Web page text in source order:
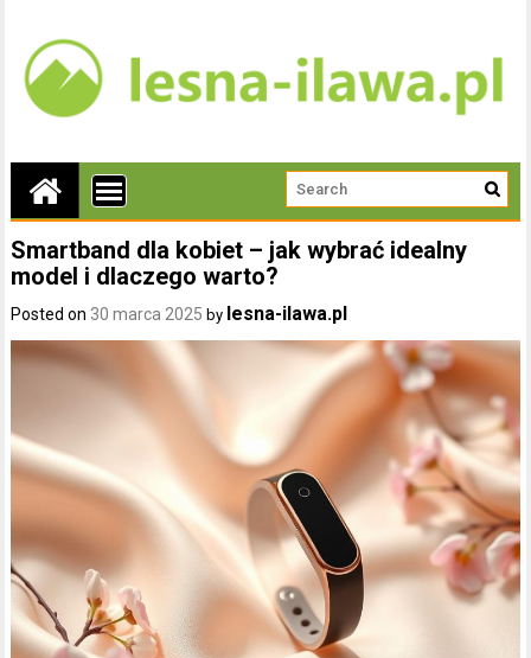
Smartband dla kobiet – jak wybrać idealny
model i dlaczego warto?
Posted on 30 marca 2025 by lesna-ilawa.pl